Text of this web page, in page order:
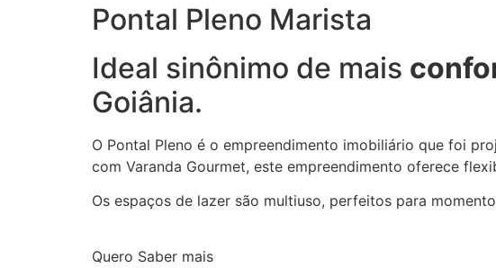
Pontal Pleno Marista
Ideal sinônimo de mais
Goiânia.
O Pontal Pleno é o empreendimento imobiliário que foi
com Varanda Gourmet, este empreendimento oferece
Os espaços de lazer são multiuso, perfeitos para
Quero Saber mais